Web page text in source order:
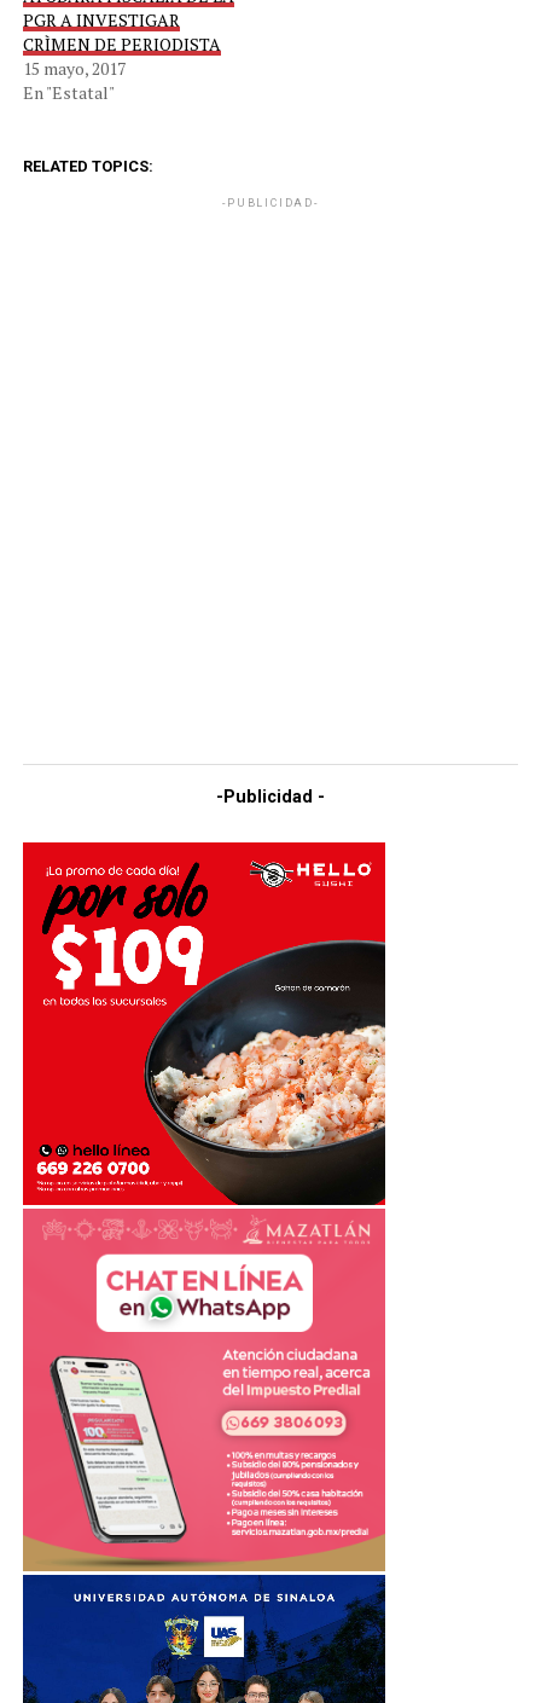
PGR A INVESTIGAR
CRÌMEN DE PERIODISTA
15 mayo, 2017
En "Estatal"
RELATED TOPICS:
-PUBLICIDAD-
-Publicidad -